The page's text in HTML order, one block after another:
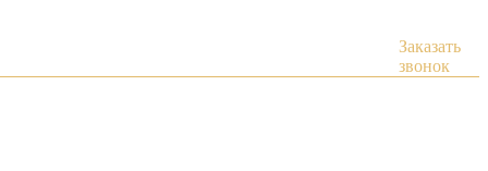
Заказать
звонок